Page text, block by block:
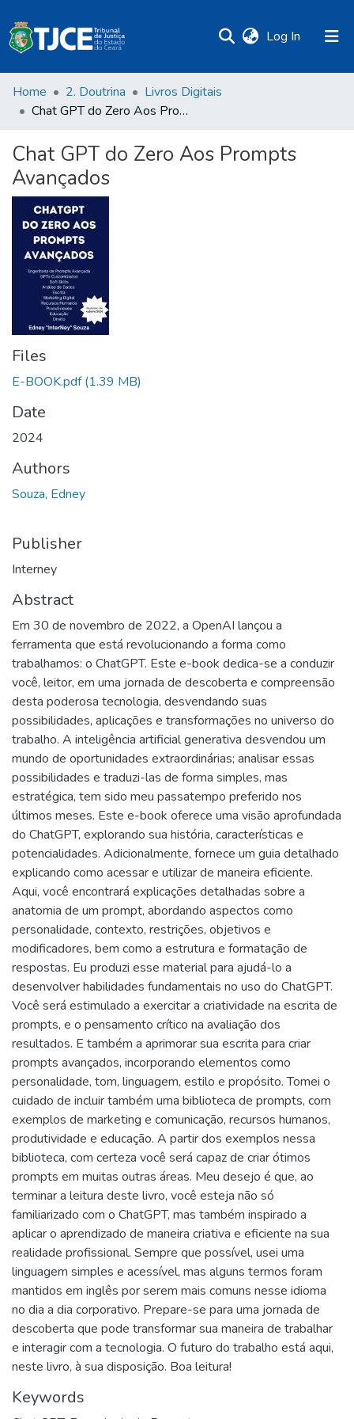
Log In (current)
Home 2. Doutrina
Livros Digitais
Chat GPT do Zero Aos Prompts Avançados
Chat GPT do Zero Aos Prompts
Avançados
Files
E-BOOK.pdf(1.39 MB)
Date
2024
Authors
Souza, Edney
Publisher
Interney
Abstract
Em 30 de novembro de 2022, a OpenAI lançou a
ferramenta que está revolucionando a forma como
trabalhamos: o ChatGPT. Este e-book dedica-se a conduzir
você, leitor, em uma jornada de descoberta e compreensão
desta poderosa tecnologia, desvendando suas
possibilidades, aplicações e transformações no universo do
trabalho. A inteligência artificial generativa desvendou um
mundo de oportunidades extraordinárias; analisar essas
possibilidades e traduzi-las de forma simples, mas
estratégica, tem sido meu passatempo preferido nos
últimos meses. Este e-book oferece uma visão aprofundada
do ChatGPT, explorando sua história, características e
potencialidades. Adicionalmente, fornece um guia detalhado
explicando como acessar e utilizar de maneira eficiente.
Aqui, você encontrará explicações detalhadas sobre a
anatomia de um prompt, abordando aspectos como
personalidade, contexto, restrições, objetivos e
modificadores, bem como a estrutura e formatação de
respostas. Eu produzi esse material para ajudá-lo a
desenvolver habilidades fundamentais no uso do ChatGPT.
Você será estimulado a exercitar a criatividade na escrita de
prompts, e o pensamento crítico na avaliação dos
resultados. E também a aprimorar sua escrita para criar
prompts avançados, incorporando elementos como
personalidade, tom, linguagem, estilo e propósito. Tomei o
cuidado de incluir também uma biblioteca de prompts, com
exemplos de marketing e comunicação, recursos humanos,
produtividade e educação. A partir dos exemplos nessa
biblioteca, com certeza você será capaz de criar ótimos
prompts em muitas outras áreas. Meu desejo é que, ao
terminar a leitura deste livro, você esteja não só
familiarizado com o ChatGPT, mas também inspirado a
aplicar o aprendizado de maneira criativa e eficiente na sua
realidade profissional. Sempre que possível, usei uma
linguagem simples e acessível, mas alguns termos foram
mantidos em inglês por serem mais comuns nesse idioma
no dia a dia corporativo. Prepare-se para uma jornada de
descoberta que pode transformar sua maneira de trabalhar
e interagir com a tecnologia. O futuro do trabalho está aqui,
neste livro, à sua disposição. Boa leitura!
Keywords